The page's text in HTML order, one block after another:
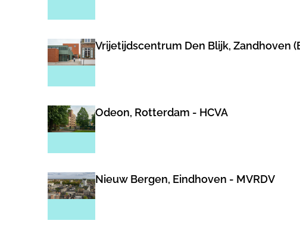
Vrijetijdscentrum Den Blijk, Zandhoven
Odeon, Rotterdam - HCVA
Nieuw Bergen, Eindhoven - MVRDV